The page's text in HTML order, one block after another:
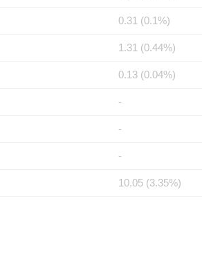
0.31 (0.1%)
1.31 (0.44%)
0.13 (0.04%)
-
-
-
10.05 (3.35%)